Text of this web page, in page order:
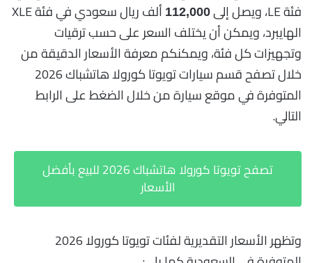
فئة LE، ويصل إلى
112,000
ألف ريال سعودي في فئة XLE
الهايبرد، ويمكن أن يختلف السعر على حسب ترقيات
وتجهيزات كل فئة، ويمكنكم معرفة الأسعار الدقيقة من
خلال تصفح قسم سيارات تويوتا كورولا هاتشباك 2026
المتوفرة في موقع سيارة من خلال الضغط على الرابط
التالي.
تصفح تويوتا كورولا هاتشباك 2026 للبيع بأفضل
الأسعار
وتظهر الأسعار التقديرية لفئات تويوتا كورولا 2026